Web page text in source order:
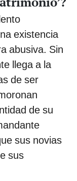
existencia
abusiva. Sin
llega a la
de ser
de su
sus novias
sus